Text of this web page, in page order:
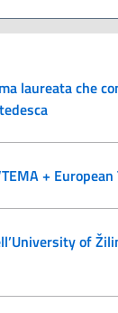
laureata che
+
of